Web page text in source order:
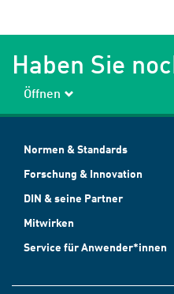
Haben Sie
Öffnen
Normen & Standards
Forschung & Innovation
DIN & seine Partner
Mitwirken
Service für Anwender*innen